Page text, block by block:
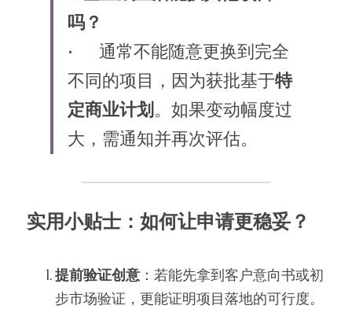
吗？
•	通常不能随意更换到完全
不同的项目，因为获批基于特
定商业计划 。如果变动幅度过
大，需通知并再次评估。
实用小贴士：如何让申请更稳妥？
提前验证创意 ：若能先拿到客户意向书或初
步市场验证，更能证明项目落地的可行度。